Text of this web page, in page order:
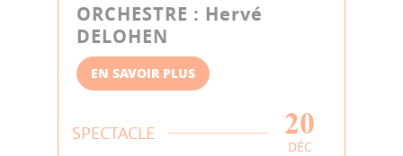
ORCHESTRE : Hervé
DELOHEN
EN SAVOIR PLUS
SPECTACLE 20
DÉC